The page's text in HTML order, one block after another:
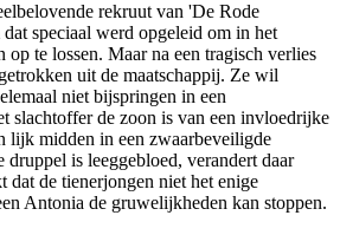
rekruut van 'De Rode
speciaal werd opgeleid om in het
op te lossen. Maar na een tragisch verlies
uit de maatschappij. Ze wil
niet bijspringen in een
slachtoffer de zoon is van een invloedrijke
lijk midden in een zwaarbeveiligde
is leeggebloed, verandert daar
dat de tienerjongen niet het enige
Antonia de gruwelijkheden kan stoppen.